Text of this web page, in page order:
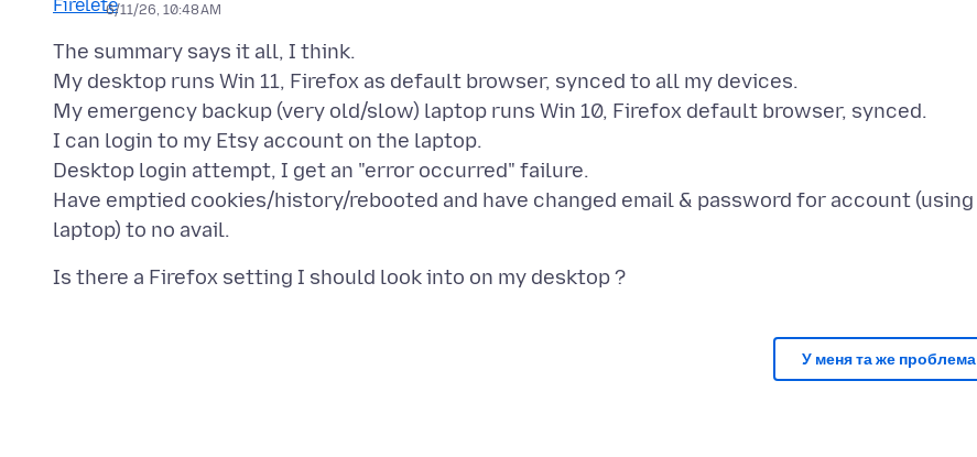
6/11/26, 10:48 AM
The summary says it all, I think.
My desktop runs Win 11, Firefox as default browser, synced to all my devices.
My emergency backup (very old/slow) laptop runs Win 10, Firefox default browser, synced.
I can login to my Etsy account on the laptop.
Desktop login attempt, I get an "error occurred" failure.
Have emptied cookies/history/rebooted and have changed email & password for account (using
У меня та же проблема